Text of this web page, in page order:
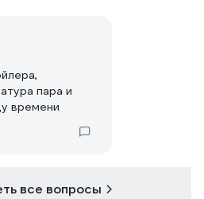
пара и
времени
все вопросы